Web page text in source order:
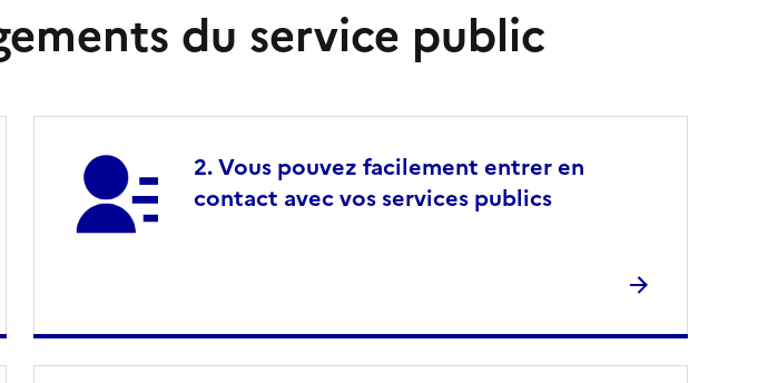
du service public
Vous pouvez facilement entrer en
contact avec vos services publics